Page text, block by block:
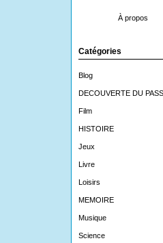
À propos
Catégories
Blog
DECOUVERTE DU
Film
HISTOIRE
Jeux
Livre
Loisirs
MEMOIRE
Musique
Science